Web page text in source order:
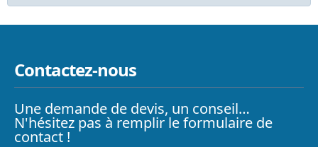
Contactez-nous
Une demande de devis, un conseil…
N'hésitez pas à remplir le formulaire de
contact !